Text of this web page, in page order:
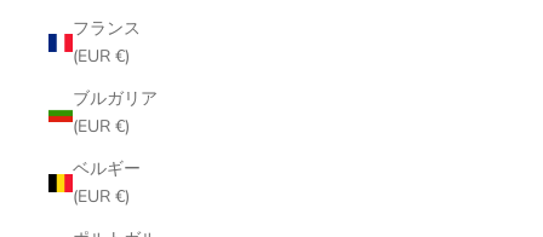
フランス
(EUR €)
ブルガリア
(EUR €)
ベルギー
(EUR €)